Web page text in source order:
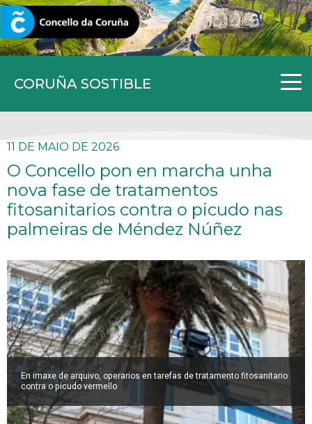
CORUÑA SOSTIBLE
CORUNA.GAL
11 DE MAIO DE 2026
O Concello pon en marcha unha
nova fase de tratamentos
fitosanitarios contra o picudo nas
palmeiras de Méndez Núñez
En imaxe de arquivo, operarios en tarefas de tratamento fitosanitario
contra o picudo vermello